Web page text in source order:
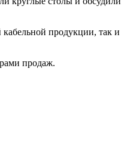
продукции, так и
продаж.